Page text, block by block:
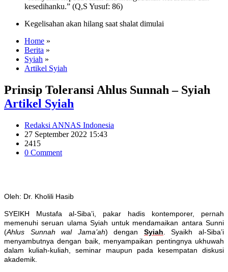
kesedihanku.” (Q,S Yusuf: 86)
Kegelisahan akan hilang saat shalat dimulai
Home »
Berita »
Syiah »
Artikel Syiah
Prinsip Toleransi Ahlus Sunnah – Syiah
Artikel Syiah
Redaksi ANNAS Indonesia
27 September 2022 15:43
2415
0 Comment
Oleh: Dr. Kholili Hasib
SYEIKH Mustafa al-Siba’i, pakar hadis kontemporer, pernah
memenuhi seruan ulama Syiah untuk mendamaikan antara Sunni
(Ahlus Sunnah wal Jama’ah) dengan Syiah. Syaikh al-Siba’i
menyambutnya dengan baik, menyampaikan pentingnya ukhuwah
dalam kuliah-kuliah, seminar maupun pada kesempatan diskusi
akademik.